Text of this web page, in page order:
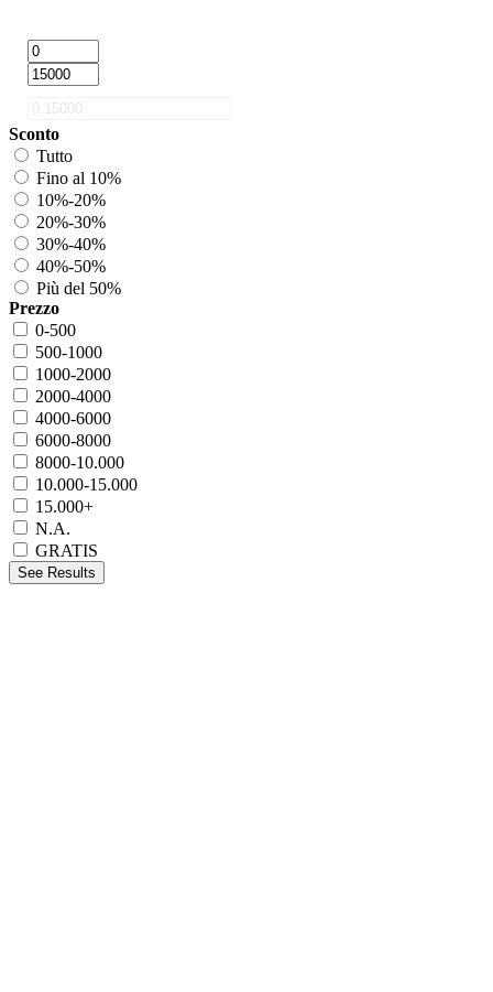
Sconto
Tutto
Fino al 10%
10%-20%
20%-30%
30%-40%
40%-50%
Più del 50%
Prezzo
0-500
500-1000
1000-2000
2000-4000
4000-6000
6000-8000
8000-10.000
10.000-15.000
15.000+
N.A.
GRATIS
See Results